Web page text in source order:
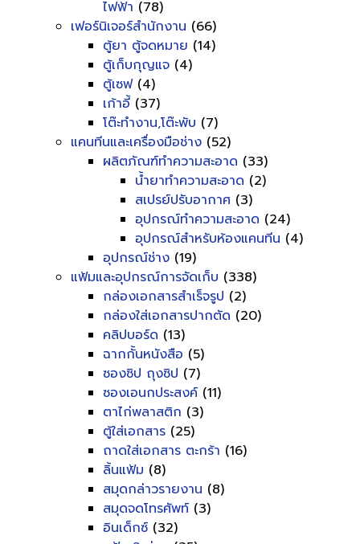
ไฟฟ้า (78)
เฟอร์นิเจอร์สำนักงาน (66)
ตู้ยา ตู้จดหมาย (14)
ตู้เก็บกุญแจ (4)
ตู้เซฟ(4)
เก้าอี้ (37)
โต๊ะทำงาน,โต๊ะพับ (7)
แคนทีนและเครื่องมือช่าง (52)
ผลิตภัณฑ์ทำความสะอาด (33)
น้ำยาทำความสะอาด (2)
สเปรย์ปรับอากาศ (3)
อุปกรณ์ทำความสะอาด (24)
อุปกรณ์สำหรับห้องแคนทีน (4)
อุปกรณ์ช่าง (19)
แฟ้มและอุปกรณ์การจัดเก็บ (338)
กล่องเอกสารสำเร็จรูป (2)
กล่องใส่เอกสารปากตัด (20)
คลิปบอร์ด (13)
ฉากกั้นหนังสือ (5)
ซองซิป ถุงซิป (7)
ซองเอนกประสงค์ (11)
ตาไก่พลาสติก (3)
ตู้ใส่เอกสาร (25)
ถาดใส่เอกสาร ตะกร้า (16)
ลิ้นแฟ้ม (8)
สมุดกล่าวรายงาน (8)
สมุดจดโทรศัพท์ (3)
อินเด็กซ์ (32)